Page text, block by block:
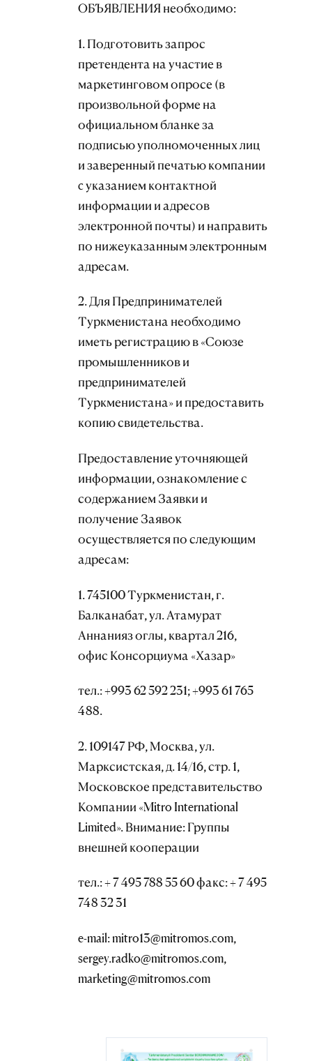
ОБЪЯВЛЕНИЯ необходимо:
1. Подготовить запрос
претендента на участие в
маркетинговом опросе (в
произвольной форме на
официальном бланке за
подписью уполномоченных лиц
и заверенный печатью компании
c указанием контактной
информации и адресов
электронной почты) и направить
по нижеуказанным электронным
адресам.
2. Для Предпринимателей
Туркменистана необходимо
иметь регистрацию в «Союзе
промышленников и
предпринимателей
Туркменистана» и предоставить
копию свидетельства.
Предоставление уточняющей
информации, ознакомление с
содержанием Заявки и
получение Заявок
осуществляется по следующим
адресам:
1. 745100 Туркменистан, г.
Балканабат, ул. Атамурат
Аннанияз оглы, квартал 216,
офис Консорциума «Хазар»
тел.: +993 62 592 231; +993 61 765
488.
2. 109147 РФ, Москва, ул.
Марксистская, д. 14/16, стр. 1,
Московское представительство
Компании «Mitro International
Limited». Внимание: Группы
внешней кооперации
тел.: + 7 495 788 55 60 факс: + 7 495
748 32 31
e-mail: mitro13@mitromos.com,
sergey.radko@mitromos.com,
marketing@mitromos.com